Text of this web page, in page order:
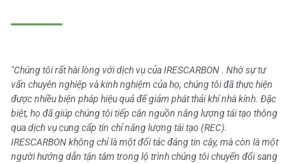
"Chúng tôi rất hài lòng với dịch vụ của IRESCARBON . Nhờ sự tư
vấn chuyên nghiệp và kinh nghiệm của họ, chúng tôi đã thực hiện
được nhiều biện pháp hiệu quả để giảm phát thải khí nhà kính. Đặc
biệt, họ đã giúp chúng tôi tiếp cận nguồn năng lượng tái tạo thông
qua dịch vụ cung cấp tín chỉ năng lượng tái tạo (REC).
IRESCARBON không chỉ là một đối tác đáng tin cậy, mà còn là một
người hướng dẫn tận tâm trong lộ trình chúng tôi chuyển đổi sang